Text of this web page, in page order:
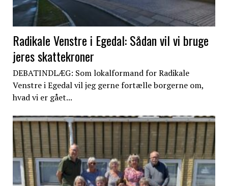
Radikale Venstre i Egedal: Sådan vil vi bruge
jeres skattekroner
DEBATINDLÆG: Som lokalformand for Radikale
Venstre i Egedal vil jeg gerne fortælle borgerne om,
hvad vi er gået...